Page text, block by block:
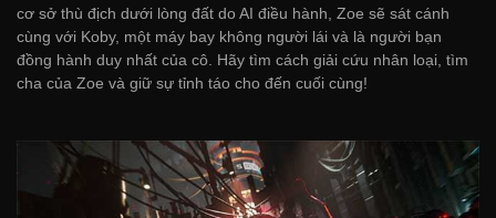
cơ sở thù địch dưới lòng đất do AI điều hành, Zoe sẽ sát cánh
cùng với Koby, một máy bay không người lái và là người bạn
đồng hành duy nhất của cô. Hãy tìm cách giải cứu nhân loại, tìm
cha của Zoe và giữ sự tỉnh táo cho đến cuối cùng!